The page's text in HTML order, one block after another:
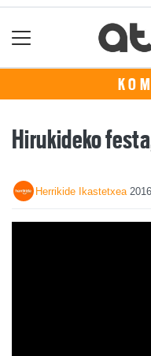
Hirukideko
Herrikide Ikastetxea